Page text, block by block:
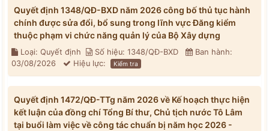
Quyết định 1348/QĐ-BXD năm 2026 công bố thủ tục hành
chính được sửa đổi, bổ sung trong lĩnh vực Đăng kiểm
thuộc phạm vi chức năng quản lý của Bộ Xây dựng
Loại: Quyết định Số hiệu: 1348/QĐ-BXD
Ban hành:
03/08/2026
Hiệu lực: Kiểm tra
Quyết định 1472/QĐ-TTg năm 2026 về Kế hoạch thực hiện
kết luận của đồng chí Tổng Bí thư, Chủ tịch nước Tô Lâm
tại buổi làm việc về công tác chuẩn bị năm học 2026 -